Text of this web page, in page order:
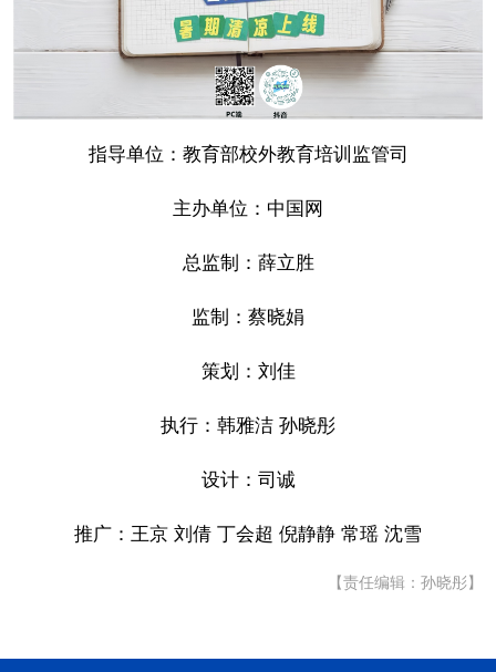
指导单位：教育部校外教育培训监管司
主办单位：中国网
总监制：薛立胜
监制：蔡晓娟
策划：刘佳
执行：韩雅洁 孙晓彤
设计：司诚
推广：王京 刘倩 丁会超 倪静静 常瑶 沈雪
【责任编辑：孙晓彤】